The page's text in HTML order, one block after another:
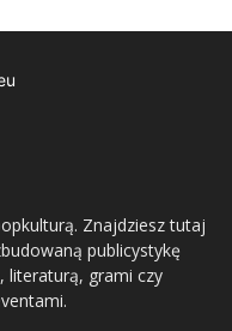
Znajdziesz tutaj
publicystykę
literaturą, grami czy